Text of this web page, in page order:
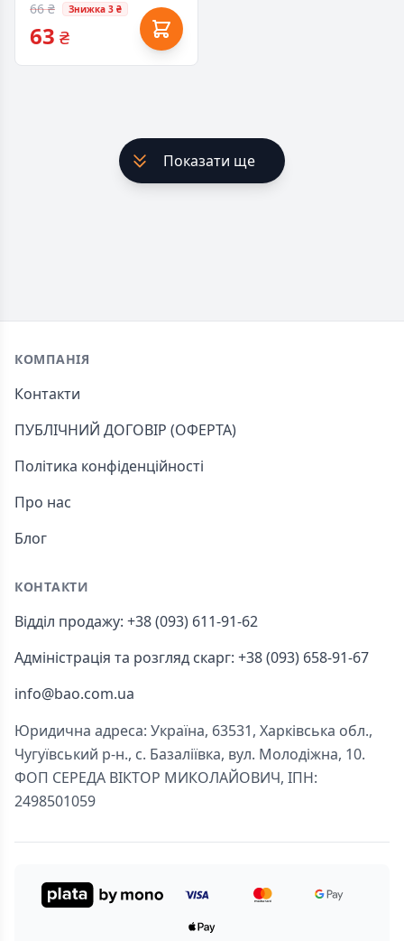
66 ₴ Знижка 3 ₴
63 ₴
Показати ще
Footer
КОМПАНІЯ
Контакти
ПУБЛІЧНИЙ ДОГОВІР (ОФЕРТА)
Політика конфіденційності
Про нас
Блог
КОНТАКТИ
Відділ продажу: +38 (093) 611-91-62
Адміністрація та розгляд скарг: +38 (093) 658-91-67
info@bao.com.ua
Юридична адреса: Україна, 63531, Харківська обл.,
Чугуївський р-н., с. Базаліївка, вул. Молодіжна, 10.
ФОП СЕРЕДА ВІКТОР МИКОЛАЙОВИЧ, ІПН:
2498501059